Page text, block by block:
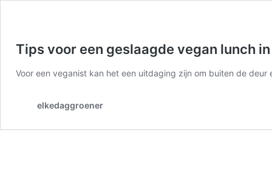
Tips voor een geslaagde vegan lunch
Voor een veganist kan het een uitdaging zijn om buiten de
elkedaggroener